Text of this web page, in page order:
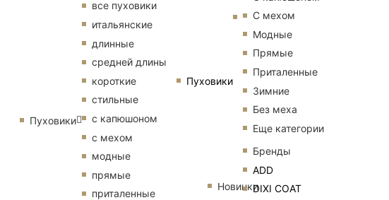
Пуховики
С мехом
Модные
Прямые
Приталенные
Зимние
Без меха
Еще категории
Бренды
ADD
DIXI COAT
Пуховики
все пуховики
итальянские
длинные
средней длины
короткие
стильные
с капюшоном
с мехом
модные
прямые
приталенные
Новинки